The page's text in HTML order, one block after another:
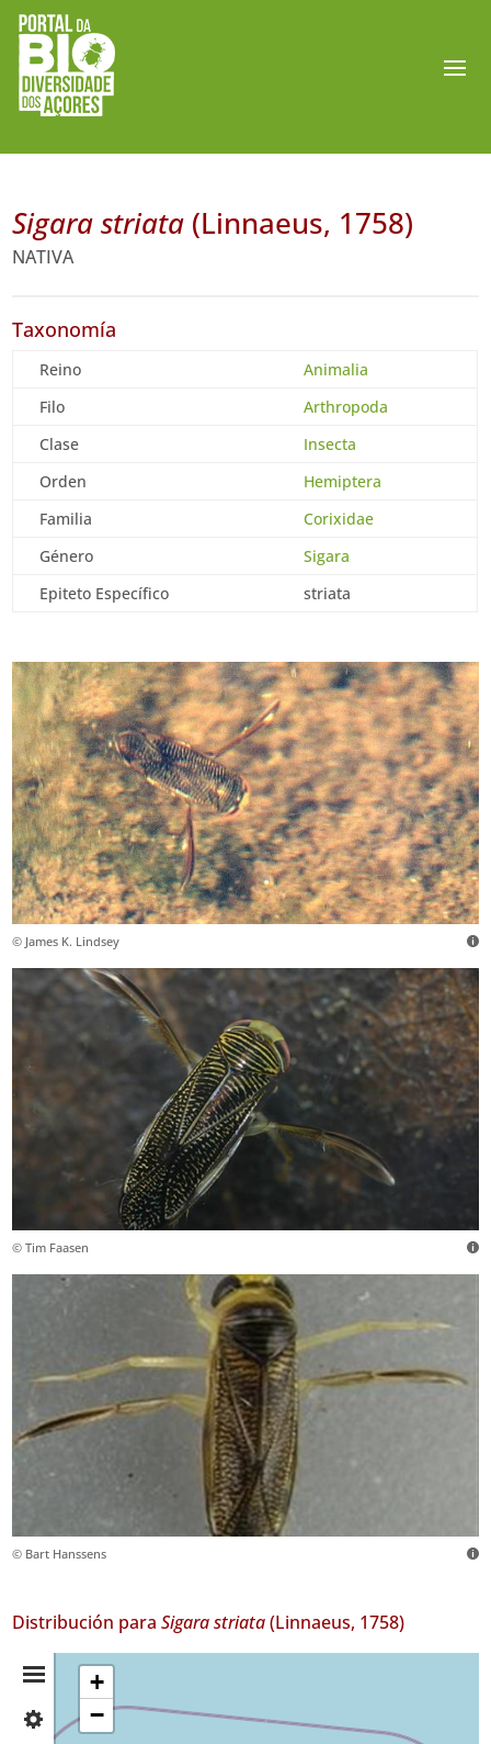
Sigara striata (Linnaeus, 1758)
NATIVA
Taxonomía
Reino
Animalia
Filo
Arthropoda
Clase
Insecta
Orden
Hemiptera
Familia
Corixidae
Género
Sigara
Epiteto Específico
striata
© James K. Lindsey
© Tim Faasen
© Bart Hanssens
Distribución paraSigara striata(Linnaeus, 1758)
Resumen
de✓
São
+
−